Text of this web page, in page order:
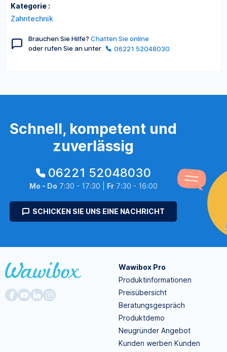
Kategorie :
Zahntechnik
Brauchen Sie Hilfe? Chatten Sie online
oder rufen Sie an unter
06221 52048030
Schnell, kompetent und
zuverlässig
06221 52048030
Mo - Do 7:30 - 17:30 | Fr7:30 - 16:00
SCHICKEN SIE UNS EINE NACHRICHT
Wawibox Pro
Produktinformationen
Preisübersicht
Beratungsgespräch
Produktdemo
Neugründer Angebot
Kunden werben Kunden